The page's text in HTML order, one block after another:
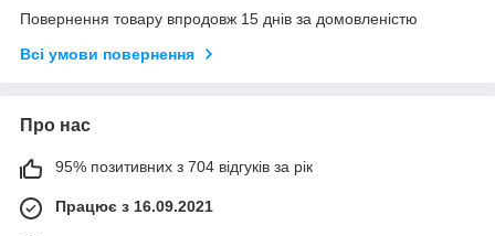
Повернення товару впродовж 15 днів за домовленістю
Всі умови повернення
Про нас
95% позитивних з 704 відгуків за рік
Працює з 16.09.2021